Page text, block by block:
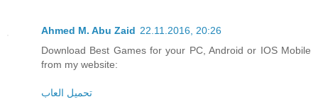
Ahmed M. Abu Zaid 22.11.2016, 20:26
Download Best Games for your PC, Android or IOS Mobile
from my website:
تحميل العاب